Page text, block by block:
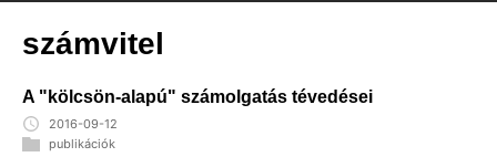
számvitel
A "kölcsön-alapú" számolgatás tévedései
2016-09-12
publikációk